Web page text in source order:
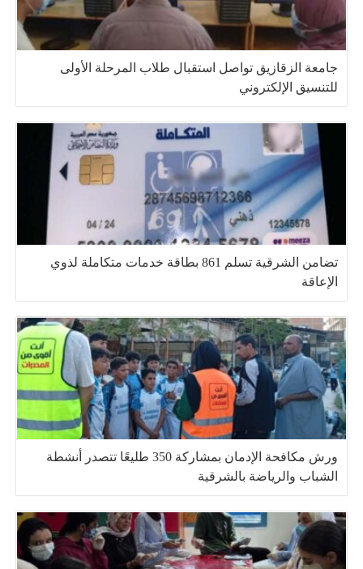
جامعة الزقازيق تواصل استقبال طلاب المرحلة الأولى
للتنسيق الإلكتروني
تضامن الشرقية تسلم 861 بطاقة خدمات متكاملة لذوي
الإعاقة
ورش مكافحة الإدمان بمشاركة 350 طليعًا تتصدر أنشطة
الشباب والرياضة بالشرقية